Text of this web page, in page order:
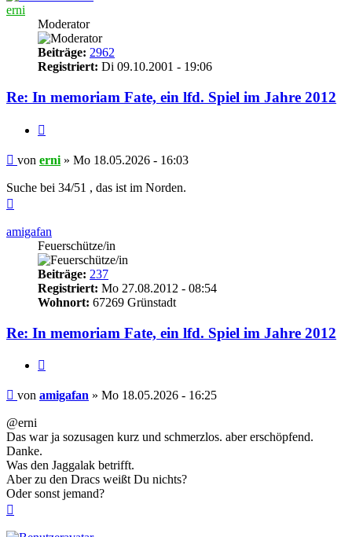
erni
Moderator
Beiträge: 2962
Registriert: Di 09.10.2001 - 19:06
Re: In memoriam Fate, ein lfd. Spiel im Jahre 2012
Beitrag
von erni » Mo 18.05.2026 - 16:03
Suche bei 34/51 , das ist im Norden.
amigafan
Feuerschütze/in
Beiträge: 237
Registriert: Mo 27.08.2012 - 08:54
Wohnort: 67269 Grünstadt
Re: In memoriam Fate, ein lfd. Spiel im Jahre 2012
Beitrag
von amigafan » Mo 18.05.2026 - 16:25
@erni
Das war ja sozusagen kurz und schmerzlos. aber erschöpfend.
Danke.
Was den Jaggalak betrifft.
Aber zu den Dracs weißt Du nichts?
Oder sonst jemand?